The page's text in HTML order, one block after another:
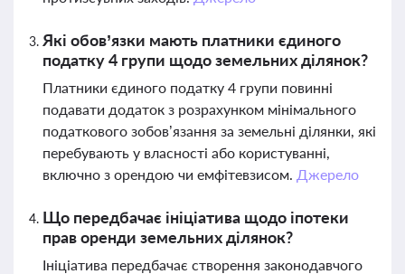
Які обов’язки мають платники єдиного
податку 4 групи щодо земельних ділянок?
Платники єдиного податку 4 групи повинні
подавати додаток з розрахунком мінімального
податкового зобов’язання за земельні ділянки, які
перебувають у власності або користуванні,
включно з орендою чи емфітевзисом. Джерело
Що передбачає ініціатива щодо іпотеки
прав оренди земельних ділянок?
Ініціатива передбачає створення законодавчого